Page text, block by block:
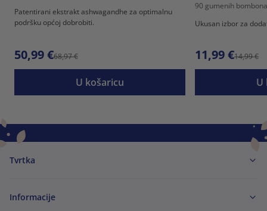
Patentirani ekstrakt ashwagandhe za optimalnu
podršku općoj dobrobiti.
50,99 €68,97 €
U košaricu
90 gumenih
Ukusan izbor za
11,99 €14,99 €
U
Tvrtka
Informacije